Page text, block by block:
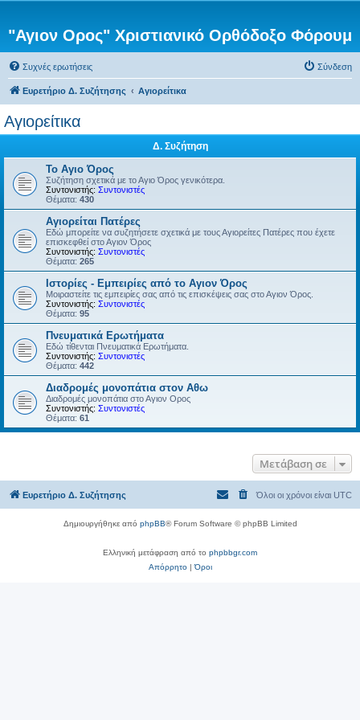
"Αγιον Ορος" Χριστιανικό Ορθόδοξο Φόρουμ
Συχνές ερωτήσεις Σύνδεση
Ευρετήριο Δ. Συζήτησης Αγιορείτικα
Αγιορείτικα
Δ. Συζήτηση
Το Αγιο Όρος
Συζήτηση σχετικά με το Αγιο Όρος γενικότερα.
Συντονιστής: Συντονιστές
Θέματα: 430
Αγιορείται Πατέρες
Εδώ μπορείτε να συζητήσετε σχετικά με τους Αγιορείτες Πατέρες που έχετε
επισκεφθεί στο Αγιον Όρος
Συντονιστής: Συντονιστές
Θέματα: 265
Ιστορίες - Εμπειρίες από το Αγιον Όρος
Μοιραστείτε τις εμπειρίες σας από τις επισκέψεις σας στο Αγιον Όρος.
Συντονιστής: Συντονιστές
Θέματα: 95
Πνευματικά Ερωτήματα
Εδώ τίθενται Πνευματικά Ερωτήματα.
Συντονιστής: Συντονιστές
Θέματα: 442
Διαδρομές μονοπάτια στον Αθω
Διαδρομές μονοπάτια στο Αγιον Ορος
Συντονιστής: Συντονιστές
Θέματα: 61
Μετάβαση σε
Ευρετήριο Δ. Συζήτησης Όλοι οι χρόνοι είναι UTC
Δημιουργήθηκε από phpBB® Forum Software © phpBB Limited
Ελληνική μετάφραση από το phpbbgr.com
Απόρρητο|Όροι